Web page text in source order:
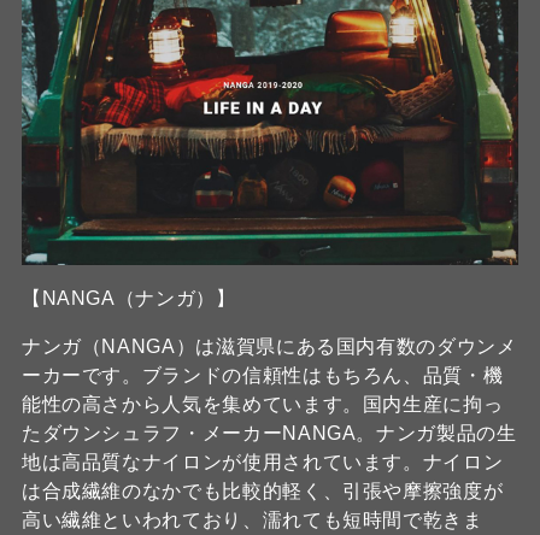
【NANGA（ナンガ）】
ナンガ（NANGA）は滋賀県にある国内有数のダウンメ
ーカーです。ブランドの信頼性はもちろん、品質・機
能性の高さから人気を集めています。国内生産に拘っ
たダウンシュラフ・メーカーNANGA。ナンガ製品の生
地は高品質なナイロンが使用されています。ナイロン
は合成繊維のなかでも比較的軽く、引張や摩擦強度が
高い繊維といわれており、濡れても短時間で乾きま